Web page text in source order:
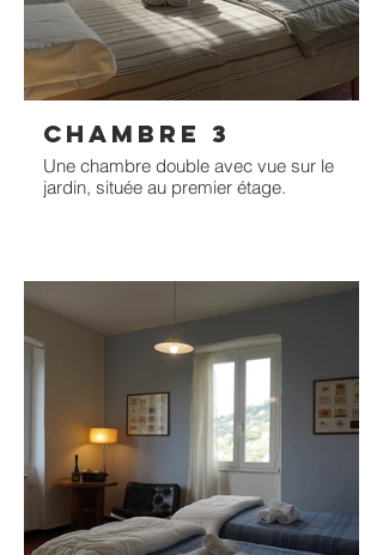
CHAMBRE 3
Une chambre double avec vue sur le
jardin, située au premier étage.